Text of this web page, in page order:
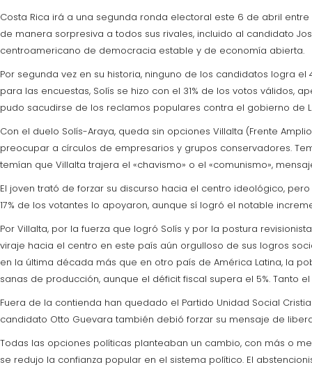
Costa Rica irá a una segunda ronda electoral este 6 de abril entre
de manera sorpresiva a todos sus rivales, incluido al candidato
centroamericano de democracia estable y de economía abierta.
Por segunda vez en su historia, ninguno de los candidatos logra
para las encuestas, Solís se hizo con el 31% de los votos válidos,
pudo sacudirse de los reclamos populares contra el gobierno de
Con el duelo Solís-Araya, queda sin opciones Villalta (Frente
preocupar a círculos de empresarios y grupos conservadores.
temían que Villalta trajera el «chavismo» o el «comunismo»,
El joven trató de forzar su discurso hacia el centro ideológico,
17% de los votantes lo apoyaron, aunque sí logró el notable
Por Villalta, por la fuerza que logró Solís y por la postura
viraje hacia el centro en este país aún orgulloso de sus logros
en la última década más que en otro país de América Latina, la
sanas de producción, aunque el déficit fiscal supera el 5%. Tanto
Fuera de la contienda han quedado el Partido Unidad Social
candidato Otto Guevara también debió forzar su mensaje de
Todas las opciones políticas planteaban un cambio, con más o
se redujo la confianza popular en el sistema político. El